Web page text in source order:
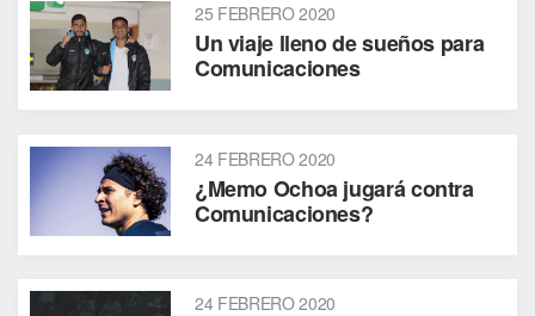
25 FEBRERO 2020
Un viaje lleno de sueños para
Comunicaciones
24 FEBRERO 2020
¿Memo Ochoa jugará contra
Comunicaciones?
24 FEBRERO 2020